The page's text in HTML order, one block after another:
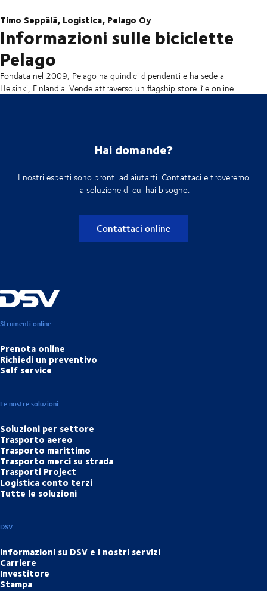
Timo Seppälä, Logistica, Pelago Oy
Informazioni sulle biciclette
Pelago
Fondata nel 2009, Pelago ha quindici dipendenti e ha sede a
Helsinki, Finlandia. Vende attraverso un flagship store lì e online.
Hai domande?
I nostri esperti sono pronti ad aiutarti. Contattaci e troveremo
la soluzione di cui hai bisogno.
Contattaci online
Strumenti online
Prenota online
Richiedi un preventivo
Self service
Le nostre soluzioni
Soluzioni per settore
Trasporto aereo
Trasporto marittimo
Trasporto merci su strada
Trasporti Project
Logistica conto terzi
Tutte le soluzioni
DSV
Informazioni su DSV e i nostri servizi
Carriere
Investitore
Stampa